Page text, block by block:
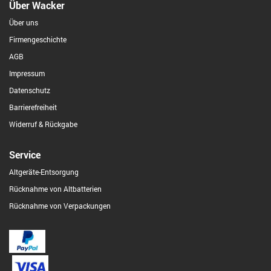
Über Wacker
Über uns
Firmengeschichte
AGB
Impressum
Datenschutz
Barrierefreiheit
Widerruf & Rückgabe
Service
Altgeräte-Entsorgung
Rücknahme von Altbatterien
Rücknahme von Verpackungen